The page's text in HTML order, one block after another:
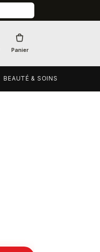
Panier
BEAUTÉ & SOINS